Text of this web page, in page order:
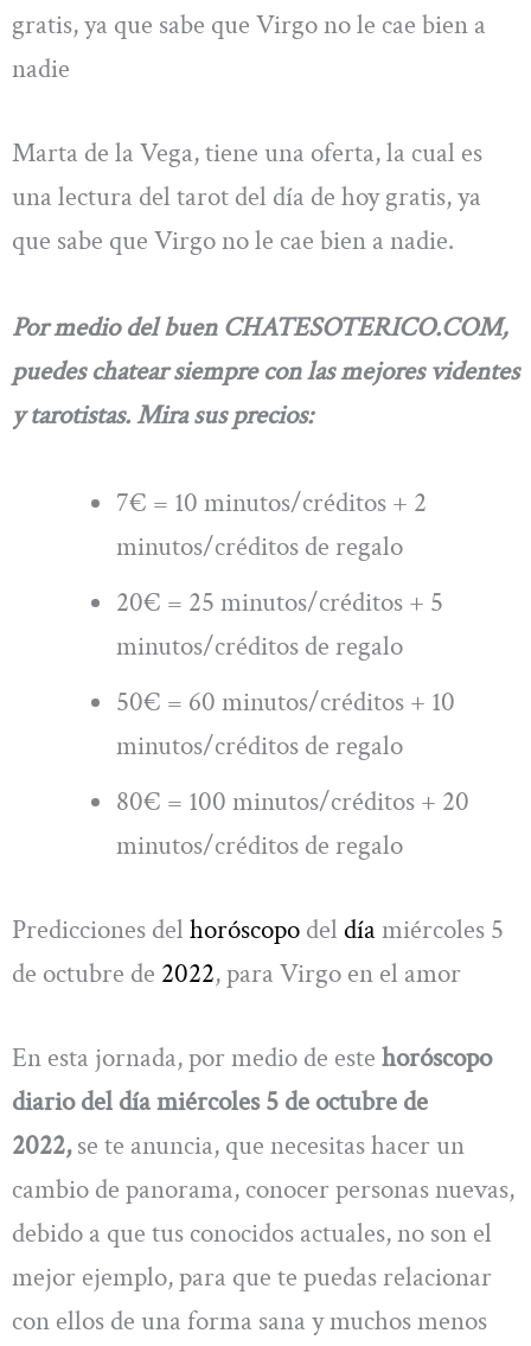
gratis, ya que sabe que Virgo no le cae bien a
nadie
Marta de la Vega, tiene una oferta, la cual es
una lectura del tarot del día de hoy gratis, ya
que sabe que Virgo no le cae bien a nadie.
Por medio del buen CHATESOTERICO.COM,
puedes chatear siempre con las mejores videntes
y tarotistas. Mira sus precios:
7€ = 10 minutos/créditos + 2
minutos/créditos de regalo
20€ = 25 minutos/créditos + 5
minutos/créditos de regalo
50€ = 60 minutos/créditos + 10
minutos/créditos de regalo
80€ = 100 minutos/créditos + 20
minutos/créditos de regalo
Predicciones del horóscopo del díamiércoles 5
de octubre de 2022, para Virgo en el amor
En esta jornada, por medio de este horóscopo
diario del día miércoles 5 de octubre de
2022,se te anuncia, que necesitas hacer un
cambio de panorama, conocer personas nuevas,
debido a que tus conocidos actuales, no son el
mejor ejemplo, para que te puedas relacionar
con ellos de una forma sana y muchos menos